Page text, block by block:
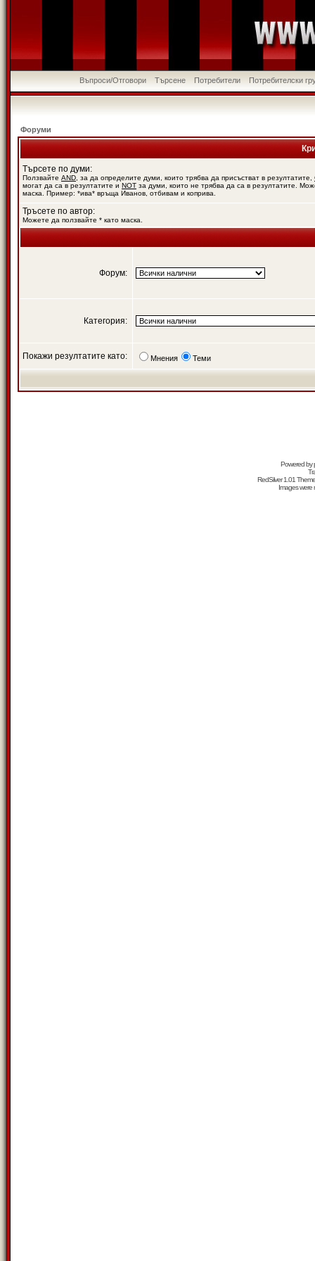
Въпроси/Отговори Търсене Потребители Потребителски
Форуми
Търсете по думи:
Ползвайте AND , за да определите думи, които трябва да присъстват в резултатите,
могат да са в резултатите и NOT за думи, които не трябва да са в резултатите.
маска. Пример: *ива* връща Иванов, отбивам и коприва.
Тръсете по автор:
Можете да ползвайте * като маска.
Форум:
Категория:
Покажи резултатите като: Мнения Теми
Powered by
RedSilver 1.01
Images were